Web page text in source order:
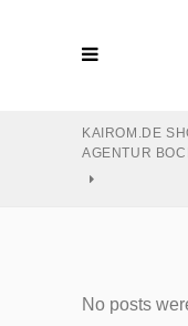
KAIROM.DE
AGENTUR
No posts